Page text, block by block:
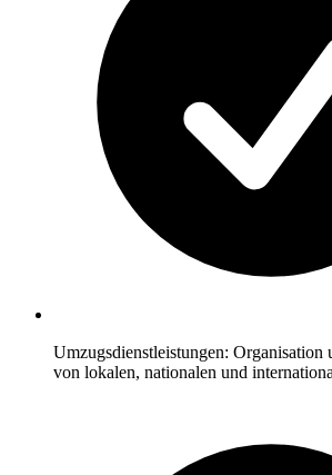
Umzugsdienstleistungen:
von lokalen, nationalen und